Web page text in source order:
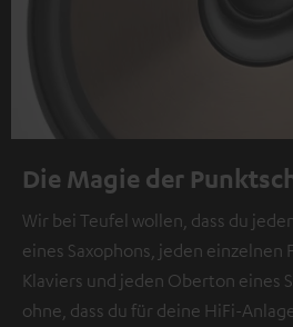
Die Magie der
Wir bei Teufel wollen, dass du
eines Saxophons, jeden einzelnen
Klaviers und jeden Oberton eines
ohne, dass du für deine HiFi-